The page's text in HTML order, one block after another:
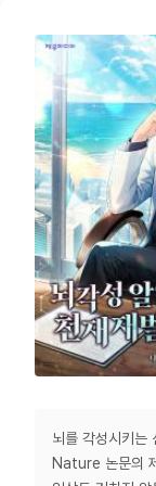
뇌를 각성시키
Nature 논문의